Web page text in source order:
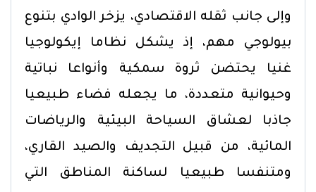
وإلى جانب ثقله الاقتصادي، يزخر الوادي بتنوع
بيولوجي مهم، إذ يشكل نظاما إيكولوجيا
غنيا يحتضن ثروة سمكية وأنواعا نباتية
وحيوانية متعددة، ما يجعله فضاء طبيعيا
جاذبا لعشاق السياحة البيئية والرياضات
المائية، من قبيل التجديف والصيد القاري،
ومتنفسا طبيعيا لساكنة المناطق التي